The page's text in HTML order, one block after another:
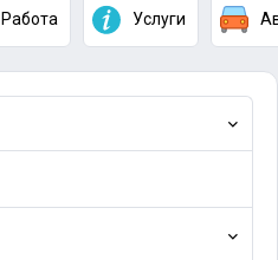
Работа Услуги